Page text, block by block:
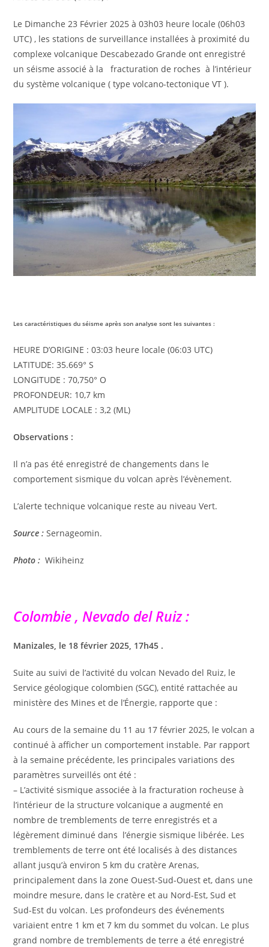
Le Dimanche 23 Février 2025 à 03h03 heure locale (06h03
UTC) , les stations de surveillance installées à proximité du
complexe volcanique Descabezado Grande ont enregistré
un séisme associé à la fracturation de roches à l’intérieur
du système volcanique ( type volcano-tectonique VT ).
Les caractéristiques du séisme après son analyse sont les suivantes :
HEURE D’ORIGINE : 03:03 heure locale (06:03 UTC)
LATITUDE: 35.669° S
LONGITUDE : 70,750° O
PROFONDEUR: 10,7 km
AMPLITUDE LOCALE : 3,2 (ML)
Observations :
Il n’a pas été enregistré de changements dans le
comportement sismique du volcan après l’évènement.
L’alerte technique volcanique reste au niveau Vert.
Source : Sernageomin.
Photo :Wikiheinz
Colombie , Nevado del Ruiz :
Manizales, le 18 février 2025, 17h45 .
Suite au suivi de l’activité du volcan Nevado del Ruiz, le
Service géologique colombien (SGC), entité rattachée au
ministère des Mines et de l’Énergie, rapporte que :
Au cours de la semaine du 11 au 17 février 2025, le volcan a
continué à afficher un comportement instable. Par rapport
à la semaine précédente, les principales variations des
paramètres surveillés ont été :
– L’activité sismique associée à la fracturation rocheuse à
l’intérieur de la structure volcanique a augmenté en
nombre de tremblements de terre enregistrés et a
légèrement diminué dans l’énergie sismique libérée. Les
tremblements de terre ont été localisés à des distances
allant jusqu’à environ 5 km du cratère Arenas,
principalement dans la zone Ouest-Sud-Ouest et, dans une
moindre mesure, dans le cratère et au Nord-Est, Sud et
Sud-Est du volcan. Les profondeurs des événements
variaient entre 1 km et 7 km du sommet du volcan. Le plus
grand nombre de tremblements de terre a été enregistré